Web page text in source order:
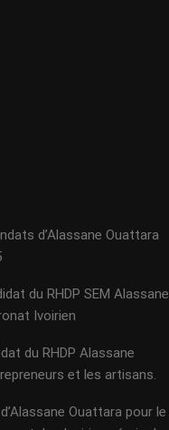
d’Alassane Ouattara
du RHDP SEM Alassane
Ivoirien
du RHDP Alassane
et les artisans.
Ouattara pour le